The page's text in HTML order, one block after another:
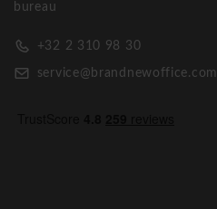
bureau
+32 2 310 98 30
service@brandnewoffice.com